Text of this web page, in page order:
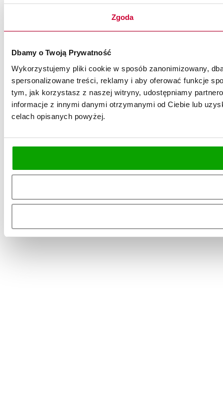
Zgoda
Dbamy o Twoją Prywatność
Wykorzystujemy pliki cookie w sposób zanonimizowany,
spersonalizowane treści, reklamy i aby oferować funkcje
tym, jak korzystasz z naszej witryny, udostępniamy
informacje z innymi danymi otrzymanymi od Ciebie lub
celach opisanych powyżej.